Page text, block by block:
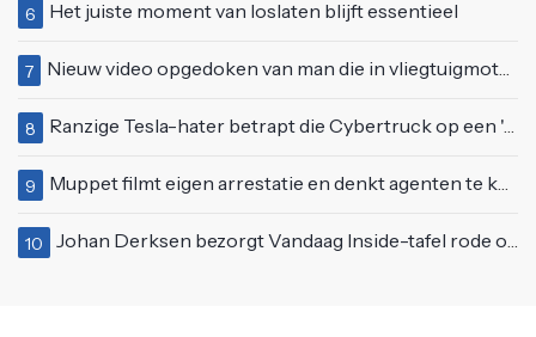
6 Het juiste moment van loslaten blijft essentieel
7 Nieuw video opgedoken van man die in vliegtuigmotor springt op vliegveld Milaan
8 Ranzige Tesla-hater betrapt die Cybertruck op een 'speciale bruine coating' trakteert
9 Muppet filmt eigen arrestatie en denkt agenten te kunnen laten schorsen: "Jullie krijgen maandje vakantie"
10 Johan Derksen bezorgt Vandaag Inside-tafel rode oortjes met vuig verhaal: "Dat gebeurde al in de gang"